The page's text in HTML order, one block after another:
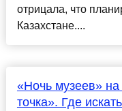
отрицала, что
Казахстане....
«Ночь музеев»
точка». Где